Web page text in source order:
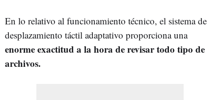
En lo relativo al funcionamiento técnico, el sistema de
desplazamiento táctil adaptativo proporciona una
enorme exactitud a la hora de revisar todo tipo de
archivos.